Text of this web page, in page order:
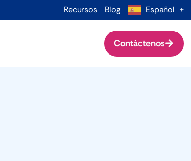
Recursos Blog Español
Contáctenos